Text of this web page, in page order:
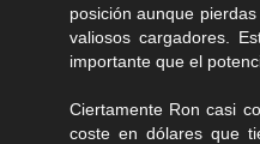
posición aunque
valiosos cargadores.
importante que el
Ciertamente Ron casi
coste en dólares que